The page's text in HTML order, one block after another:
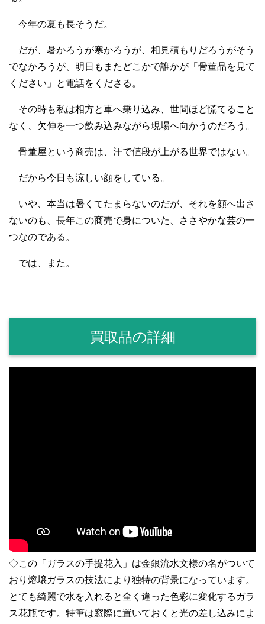
今年の夏も長そうだ。
だが、暑かろうが寒かろうが、相見積もりだろうがそう
でなかろうが、明日もまたどこかで誰かが「骨董品を見て
ください」と電話をくださる。
その時も私は相方と車へ乗り込み、世間ほど慌てること
なく、欠伸を一つ飲み込みながら現場へ向かうのだろう。
骨董屋という商売は、汗で値段が上がる世界ではない。
だから今日も涼しい顔をしている。
いや、本当は暑くてたまらないのだが、それを顔へ出さ
ないのも、長年この商売で身についた、ささやかな芸の一
つなのである。
では、また。
買取品の詳細
◇この「ガラスの手提花入」は金銀流水文様の名がついて
おり熔壌ガラスの技法により独特の背景になっています。
とても綺麗で水を入れると全く違った色彩に変化するガラ
ス花瓶です。特筆は窓際に置いておくと光の差し込みによ